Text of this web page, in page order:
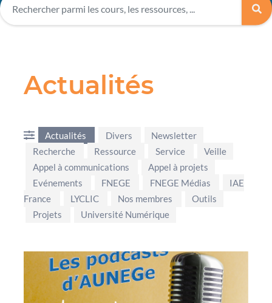
Actualités
Actualités Divers
Newsletter
Recherche
Ressource Service
Veille
Appel à communications
Appel à projets
Evénements
FNEGE FNEGE Médias
IAE
France
LYCLIC Nos membres
Outils
Projets
Université Numérique